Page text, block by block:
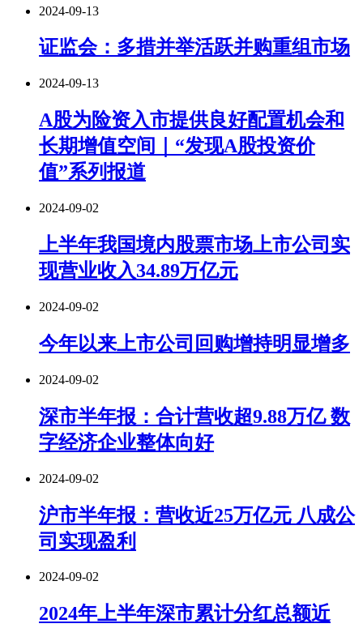
2024-09-13
证监会：多措并举活跃并购重组市场
2024-09-13
A股为险资入市提供良好配置机会和
长期增值空间｜“发现A股投资价
值”系列报道
2024-09-02
上半年我国境内股票市场上市公司实
现营业收入34.89万亿元
2024-09-02
今年以来上市公司回购增持明显增多
2024-09-02
深市半年报：合计营收超9.88万亿 数
字经济企业整体向好
2024-09-02
沪市半年报：营收近25万亿元 八成公
司实现盈利
2024-09-02
2024年上半年深市累计分红总额近